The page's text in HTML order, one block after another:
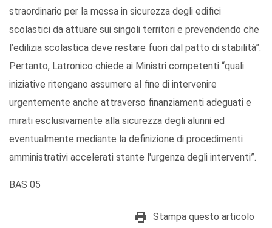
straordinario per la messa in sicurezza degli edifici
scolastici da attuare sui singoli territori e prevendendo che
l’edilizia scolastica deve restare fuori dal patto di stabilità”.
Pertanto, Latronico chiede ai Ministri competenti “quali
iniziative ritengano assumere al fine di intervenire
urgentemente anche attraverso finanziamenti adeguati e
mirati esclusivamente alla sicurezza degli alunni ed
eventualmente mediante la definizione di procedimenti
amministrativi accelerati stante l'urgenza degli interventi”.
BAS 05
Stampa questo articolo